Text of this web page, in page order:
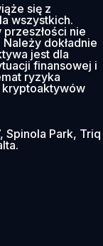
się z
wszystkich.
nie
dokładnie
jest dla
finansowej i
ryzyka
kryptoaktywów
Spinola Park, Triq